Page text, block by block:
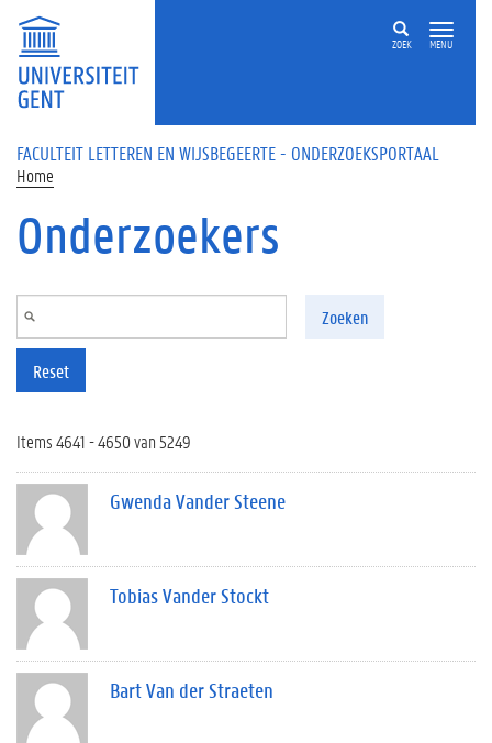
Overslaan en naar de inhoud gaan
ZOEK MENU
FACULTEIT LETTEREN EN WIJSBEGEERTE - ONDERZOEKSPORTAAL
Home
Onderzoekers
Zoeken
Reset
Items 4641 - 4650 van 5249
Gwenda Vander Steene
Tobias Vander Stockt
Bart Van der Straeten